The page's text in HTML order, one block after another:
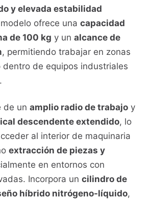
y elevada estabilidad
ofrece una capacidad
de 100 kg y un alcance de
, permitiendo trabajar en zonas
de equipos industriales
de un amplio radio de trabajo y
descendente extendido, lo
al interior de maquinaria
extracción de piezas y
en entornos con
Incorpora un cilindro de
híbrido nitrógeno-líquido,